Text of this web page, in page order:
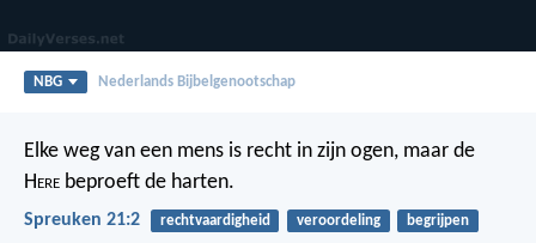
NBG Nederlands Bijbelgenootschap
Elke weg van een mens is recht in zijn ogen, maar de
Here beproeft de harten.
Spreuken 21:2 rechtvaardigheid veroordeling begrijpen